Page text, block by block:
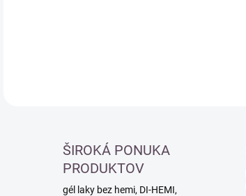
ŠIROKÁ PONUKA
PRODUKTOV
gél laky bez hemi, DI-HEMI,